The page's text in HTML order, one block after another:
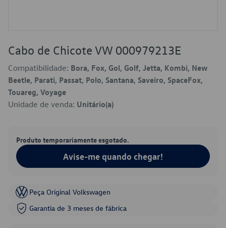
Cabo de Chicote VW 000979213E
Compatibilidade: Bora, Fox, Gol, Golf, Jetta, Kombi, New
Beetle, Parati, Passat, Polo, Santana, Saveiro, SpaceFox,
Touareg, Voyage
Unidade de venda: Unitário(a)
Produto temporariamente esgotado.
Avise-me quando chegar!
Peça Original Volkswagen
Garantia de 3 meses de fábrica